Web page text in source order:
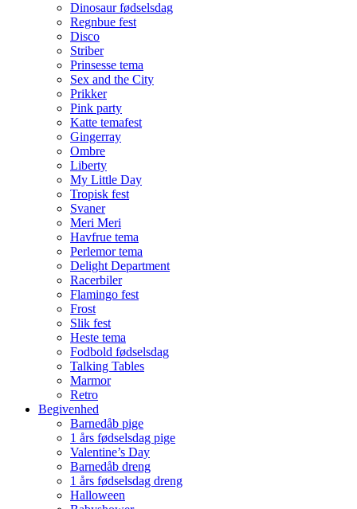
Dinosaur fødselsdag
Regnbue fest
Disco
Striber
Prinsesse tema
Sex and the City
Prikker
Pink party
Katte temafest
Gingerray
Ombre
Liberty
My Little Day
Tropisk fest
Svaner
Meri Meri
Havfrue tema
Perlemor tema
Delight Department
Racerbiler
Flamingo fest
Frost
Slik fest
Heste tema
Fodbold fødselsdag
Talking Tables
Marmor
Retro
Begivenhed
Barnedåb pige
1 års fødselsdag pige
Valentine’s Day
Barnedåb dreng
1 års fødselsdag dreng
Halloween